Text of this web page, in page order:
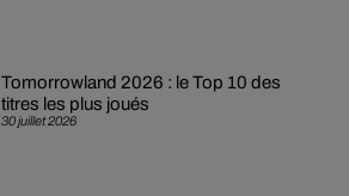
30 juillet 2026
Tomorrowland 2026 : le Top 10 des
titres les plus joués